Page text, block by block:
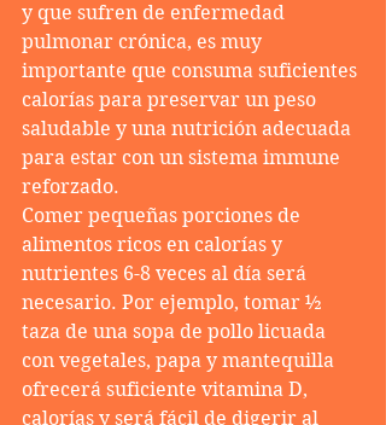
y que sufren de enfermedad
pulmonar crónica, es muy
importante que consuma suficientes
calorías para preservar un peso
saludable y una nutrición adecuada
para estar con un sistema immune
reforzado.
Comer pequeñas porciones de
alimentos ricos en calorías y
nutrientes 6-8 veces al día será
necesario. Por ejemplo, tomar ½
taza de una sopa de pollo licuada
con vegetales, papa y mantequilla
ofrecerá suficiente vitamina D,
calorías y será fácil de digerir al